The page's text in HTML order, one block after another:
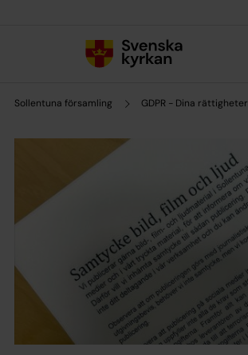
Sollentuna församling GDPR - Dina rättigheter